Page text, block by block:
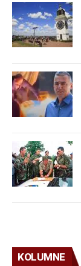
KOLUMNE